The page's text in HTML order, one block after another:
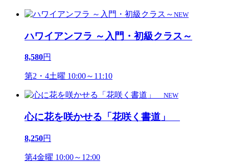
NEW
ハワイアンフラ ～入門・初級クラス～
8,580円
第2・4土曜 10:00～11:10
NEW
心に花を咲かせる「花咲く書道」
8,250円
第4金曜 10:00～12:00